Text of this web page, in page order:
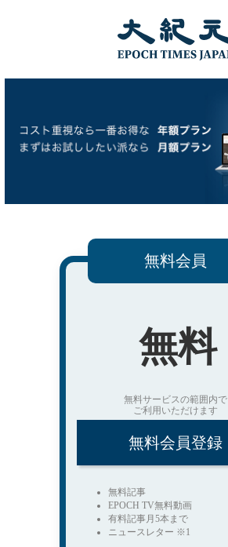
無料会員
無料
無料サービスの範囲内で
ご利用いただけます
無料会員登録
無料記事
EPOCH TV無料動画
有料記事月5本まで
ニュースレター ※1